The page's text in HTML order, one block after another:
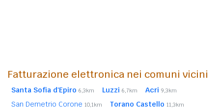
Fatturazione elettronica nei comuni vicini
Santa Sofia d'Epiro 6,3km Luzzi 6,7km Acri 9,3km
San Demetrio Corone 10,1km Torano Castello 11,3km